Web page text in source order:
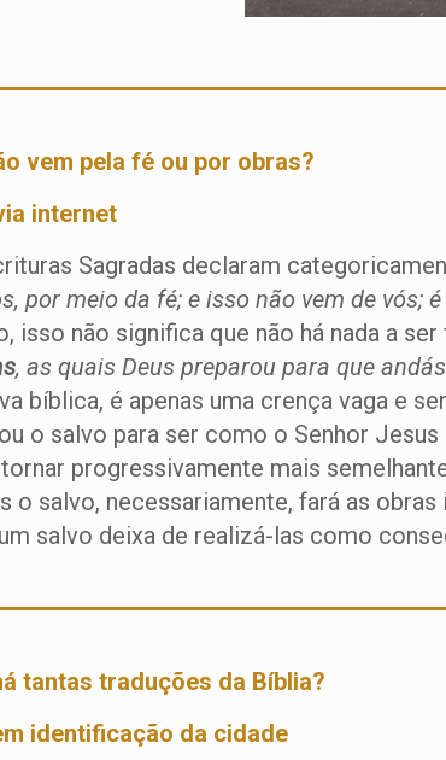
vem pela fé ou por obras?
internet
Sagradas declaram
por meio da fé; e isso não vem de vós;
isso não significa que não há nada a
, as quais Deus preparou para que
bíblica, é apenas uma crença vaga e
o salvo para ser como o Senhor
progressivamente mais
o salvo, necessariamente, fará as
salvo deixa de realizá-las como
tantas traduções da Bíblia?
identificação da cidade